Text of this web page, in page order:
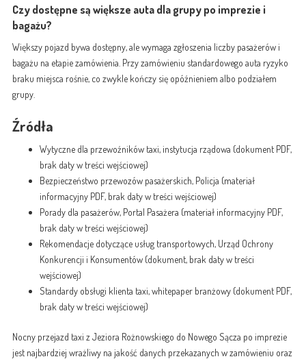
Czy dostępne są większe auta dla grupy po imprezie i
bagażu?
Większy pojazd bywa dostępny, ale wymaga zgłoszenia liczby pasażerów i
bagażu na etapie zamówienia. Przy zamówieniu standardowego auta ryzyko
braku miejsca rośnie, co zwykle kończy się opóźnieniem albo podziałem
grupy.
Źródła
Wytyczne dla przewoźników taxi, instytucja rządowa (dokument PDF,
brak daty w treści wejściowej)
Bezpieczeństwo przewozów pasażerskich, Policja (materiał
informacyjny PDF, brak daty w treści wejściowej)
Porady dla pasażerów, Portal Pasażera (materiał informacyjny PDF,
brak daty w treści wejściowej)
Rekomendacje dotyczące usług transportowych, Urząd Ochrony
Konkurencji i Konsumentów (dokument, brak daty w treści
wejściowej)
Standardy obsługi klienta taxi, whitepaper branżowy (dokument PDF,
brak daty w treści wejściowej)
Nocny przejazd taxi z Jeziora Rożnowskiego do Nowego Sącza po imprezie
jest najbardziej wrażliwy na jakość danych przekazanych w zamówieniu oraz